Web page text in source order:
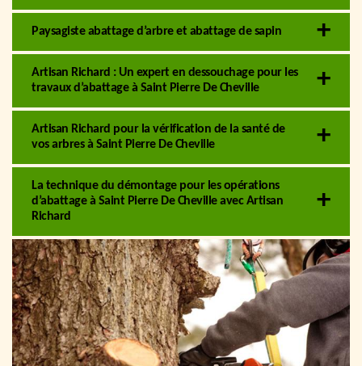
Paysagiste abattage d’arbre et abattage de sapin
Artisan Richard : Un expert en dessouchage pour les
travaux d’abattage à Saint Pierre De Cheville
Artisan Richard pour la vérification de la santé de
vos arbres à Saint Pierre De Cheville
La technique du démontage pour les opérations
d’abattage à Saint Pierre De Cheville avec Artisan
Richard